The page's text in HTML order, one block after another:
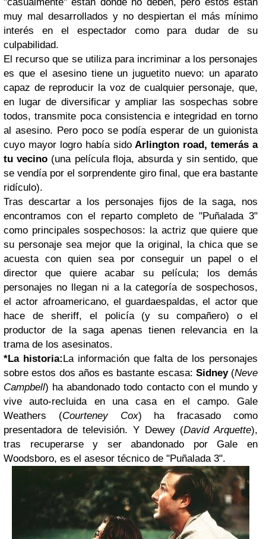
muy mal desarrollados y no despiertan el más mínimo
interés en el espectador como para dudar de su
culpabilidad.
El recurso que se utiliza para incriminar a los personajes
es que el asesino tiene un juguetito nuevo: un aparato
capaz de reproducir la voz de cualquier personaje, que,
en lugar de diversificar y ampliar las sospechas sobre
todos, transmite poca consistencia e integridad en torno
al asesino. Pero poco se podía esperar de un guionista
cuyo mayor logro había sidoArlington road, temerás a
tu vecino (una película floja, absurda y sin sentido, que
se vendía por el sorprendente giro final, que era bastante
ridículo).
Tras descartar a los personajes fijos de la saga, nos
encontramos con el reparto completo de "Puñalada 3"
como principales sospechosos: la actriz que quiere que
su personaje sea mejor que la original, la chica que se
acuesta con quien sea por conseguir un papel o el
director que quiere acabar su película; los demás
personajes no llegan ni a la categoría de sospechosos,
el actor afroamericano, el guardaespaldas, el actor que
hace de sheriff, el policía (y su compañero) o el
productor de la saga apenas tienen relevancia en la
trama de los asesinatos.
*La historia:La información que falta de los personajes
sobre estos dos años es bastante escasa: Sidney(Neve
Campbell) ha abandonado todo contacto con el mundo y
vive auto-recluida en una casa en el campo. Gale
Weathers (Courteney Cox) ha fracasado como
presentadora de televisión. Y Dewey (David Arquette),
tras recuperarse y ser abandonado por Gale en
Woodsboro, es el asesor técnico de "Puñalada 3".